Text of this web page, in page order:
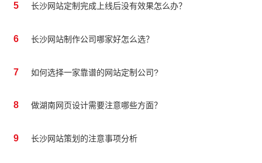
5 长沙网站定制完成上线后没有效果怎么办？
6 长沙网站制作公司哪家好怎么选？
7 如何选择一家靠谱的网站定制公司?
8 做湖南网页设计需要注意哪些方面？
9 长沙网站策划的注意事项分析